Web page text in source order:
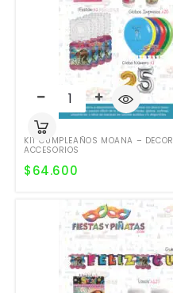
KIT CUMPLEAÑOS MOANA –
ACCESORIOS
$64.600